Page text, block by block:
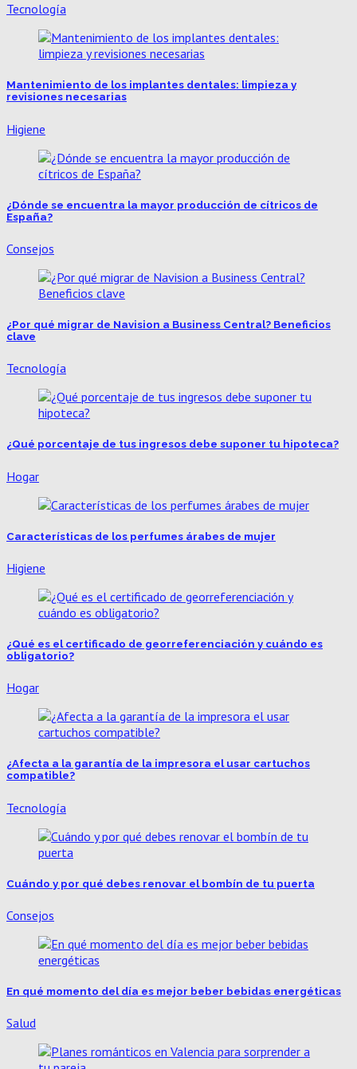
Tecnología
Mantenimiento de los implantes dentales: limpieza y
revisiones necesarias
Higiene
¿Dónde se encuentra la mayor producción de cítricos de
España?
Consejos
¿Por qué migrar de Navision a Business Central? Beneficios
clave
Tecnología
¿Qué porcentaje de tus ingresos debe suponer tu hipoteca?
Hogar
Características de los perfumes árabes de mujer
Higiene
¿Qué es el certificado de georreferenciación y cuándo es
obligatorio?
Hogar
¿Afecta a la garantía de la impresora el usar cartuchos
compatible?
Tecnología
Cuándo y por qué debes renovar el bombín de tu puerta
Consejos
En qué momento del día es mejor beber bebidas energéticas
Salud